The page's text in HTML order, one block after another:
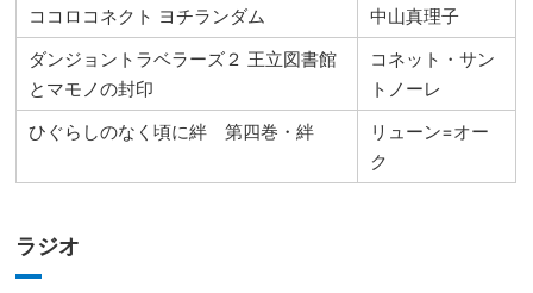
ココロコネクト ヨチランダム
中山真理子
ダンジョントラベラーズ２ 王立図書館
とマモノの封印
コネット・サン
トノーレ
ひぐらしのなく頃に絆 第四巻・絆
リューン=オー
ク
ラジオ